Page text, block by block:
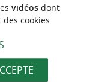
vidéosdont
cookies.